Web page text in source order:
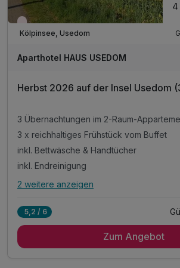
Wieder frei ab September
Kölpinsee, Usedom
4
Aparthotel HAUS USEDOM
Herbst 2026 auf der Insel Usedom
3 Übernachtungen im 2-Raum-
3 x reichhaltiges Frühstück vom Buffet
inkl. Bettwäsche & Handtücher
inkl. Endreinigung
Alle Inklusivleistungen
3 x reichhaltiges Frühstück vom Buffet
2 weitere anzeigen
5,2 / 6
Zum Angebot